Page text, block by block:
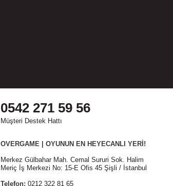
0542 271 59 56
Müşteri Destek Hattı
OVERGAME | OYUNUN EN HEYECANLI YERİ!
Merkez Gülbahar Mah. Cemal Sururi Sok. Halim
Meriç İş Merkezi No: 15-E Ofis 45 Şişli / İstanbul
Telefon: 0212 322 81 65